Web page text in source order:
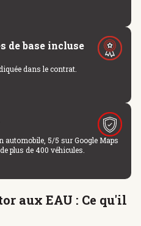
de base incluse
dans le contrat.
automobile, 5/5 sur Google Maps
plus de 400 véhicules.
aux EAU : Ce qu'il